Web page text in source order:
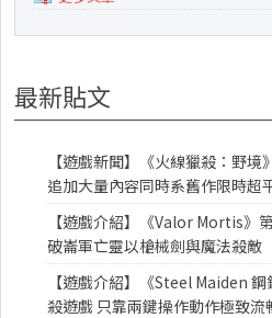
最新貼文
【遊戲新聞】《火線獵殺：野
追加大量內容同時系舊作限時超
【遊戲介紹】《Valor Mortis》
破崙軍亡靈以槍械劍與魔法殺敵
【遊戲介紹】《Steel Maiden
殺遊戲 只靠兩鍵操作動作極致流